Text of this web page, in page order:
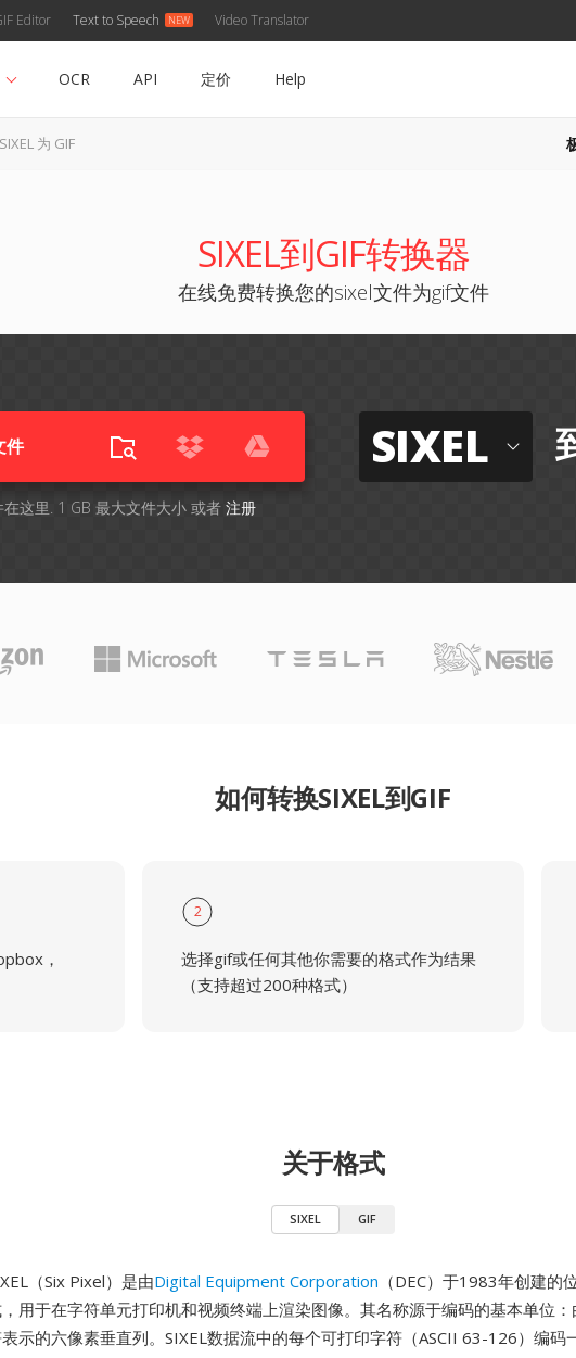
Editor Text to Speech Video Translator
OCR API 定价 Help
SIXEL 为 GIF
SIXEL到GIF转换器
在线免费转换您的sixel文件为gif文件
件
在这里. 1 GB 最大文件大小 或者 注册
SIXEL
如何转换SIXEL到GIF
，
2
选择gif或任何其他你需要的格式作为结果
（支持超过200种格式）
关于格式
SIXEL GIF
（Six Pixel）是由Digital Equipment Corporation （DEC）于1983年创建的
用于在字符单元打印机和视频终端上渲染图像。其名称源于编码的基本单位：
示的六像素垂直列。SIXEL数据流中的每个可打印字符（ASCII 63-126）编码